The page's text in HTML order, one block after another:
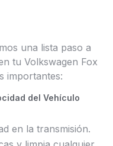
una lista paso a
tu Volkswagen Fox
importantes:
del Vehículo
en la transmisión.